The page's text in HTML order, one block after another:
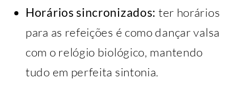
Horários sincronizados: ter horários
para as refeições é como dançar valsa
com o relógio biológico, mantendo
tudo em perfeita sintonia.